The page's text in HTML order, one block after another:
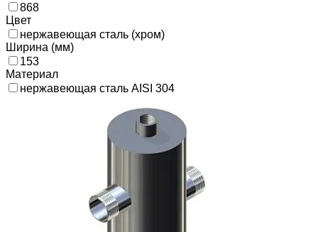
868
Цвет
нержавеющая сталь (хром)
Ширина (мм)
153
Материал
нержавеющая сталь AISI 304